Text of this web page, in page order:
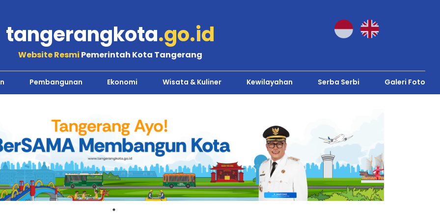
tangerangkota.go.id
Website Resmi Pemerintah Kota Tangerang
Pembangunan Ekonomi Wisata & Kuliner Kewilayahan Serba Serbi Galeri Foto